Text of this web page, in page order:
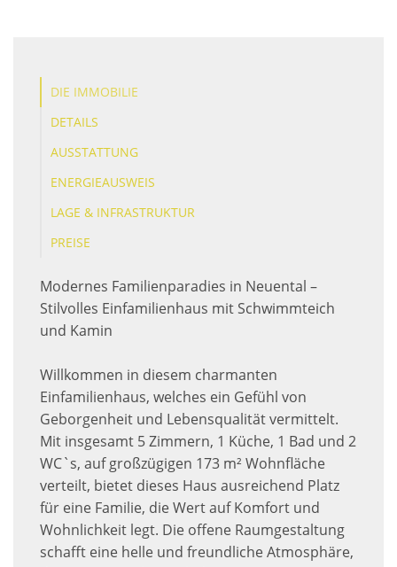
DIE IMMOBILIE
DETAILS
AUSSTATTUNG
ENERGIEAUSWEIS
LAGE & INFRASTRUKTUR
PREISE
Modernes Familienparadies in Neuental –
Stilvolles Einfamilienhaus mit Schwimmteich
und Kamin
Willkommen in diesem charmanten
Einfamilienhaus, welches ein Gefühl von
Geborgenheit und Lebensqualität vermittelt.
Mit insgesamt 5 Zimmern, 1 Küche, 1 Bad und 2
WC`s, auf großzügigen 173 m² Wohnfläche
verteilt, bietet dieses Haus ausreichend Platz
für eine Familie, die Wert auf Komfort und
Wohnlichkeit legt. Die offene Raumgestaltung
schafft eine helle und freundliche Atmosphäre,